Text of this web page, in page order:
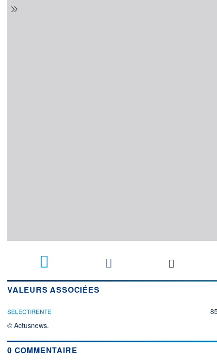
VALEURS ASSOCIÉES
SELECTIRENTE
© Actusnews.
0 COMMENTAIRE